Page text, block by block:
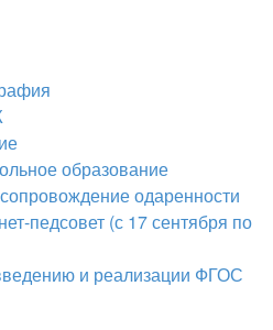
образование
одаренности
педсовет (с 17 сентября по
и реализации ФГОС